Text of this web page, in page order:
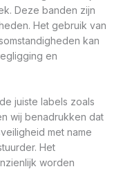
Deze banden zijn
Het gebruik van
kan
en
juiste labels zoals
wij benadrukken dat
met name
Het
worden